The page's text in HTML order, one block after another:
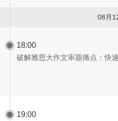
08月
18:00
破解雅思大作文审题痛点：快
19:00